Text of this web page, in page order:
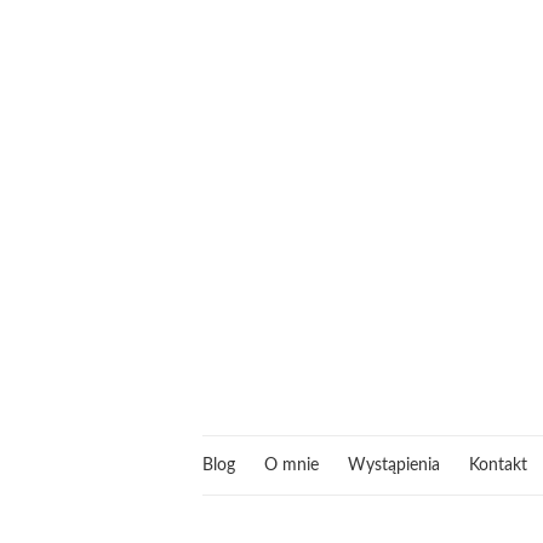
Blog O mnie Wystąpienia Kontakt